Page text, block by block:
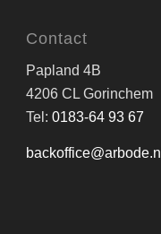
Contact
Papland 4B
4206 CL Gorinchem
Tel:0183-64 93 67
backoffice@arbode.nl